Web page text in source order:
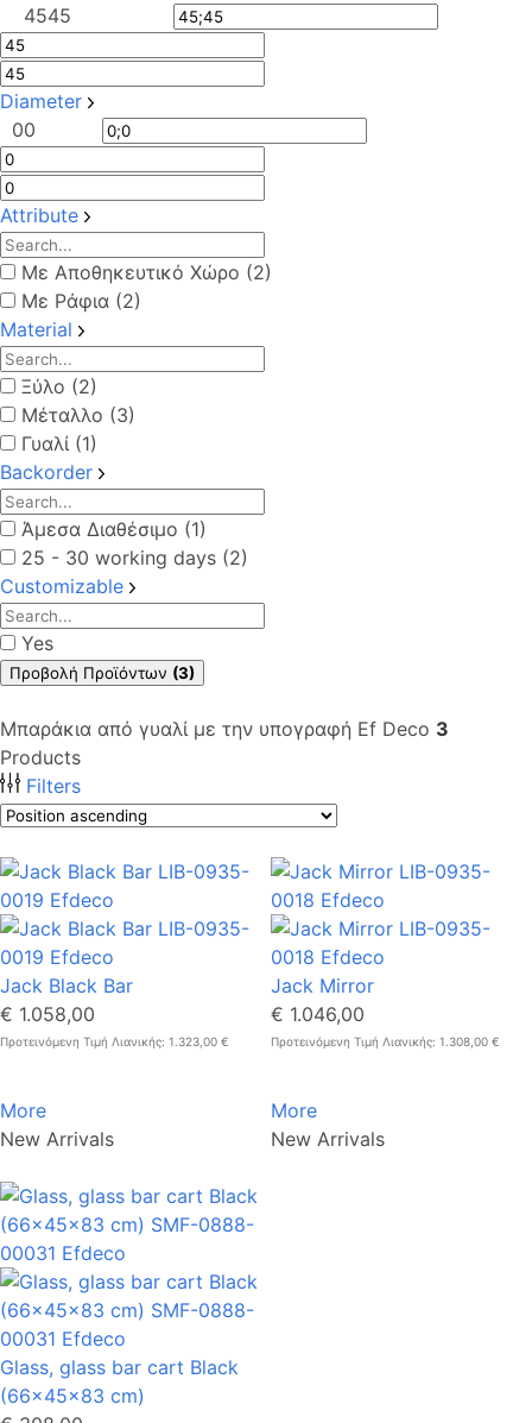
4545
Diameter
00
Attribute
Με Αποθηκευτικό Χώρο (2)
Με Ράφια (2)
Material
Ξύλο (2)
Μέταλλο (3)
Γυαλί (1)
Backorder
Άμεσα Διαθέσιμο (1)
25 - 30 working days (2)
Customizable
Yes
Προβολή Προϊόντων (3)
Μπαράκια από γυαλί με την υπογραφή Ef Deco 3
Products
Filters
Jack Black Bar
€ 1.058,00
Προτεινόμενη Τιμή Λιανικής: 1.323,00 €
More
New Arrivals
Jack Mirror
€ 1.046,00
Προτεινόμενη Τιμή Λιανικής: 1.308,00 €
More
New Arrivals
Glass, glass bar cart Black
(66x45x83 cm)